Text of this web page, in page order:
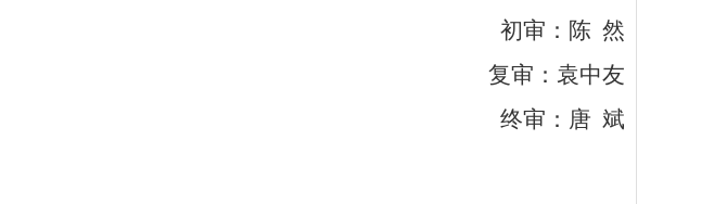
初审： 陈 然
复审： 袁中友
终审： 唐 斌